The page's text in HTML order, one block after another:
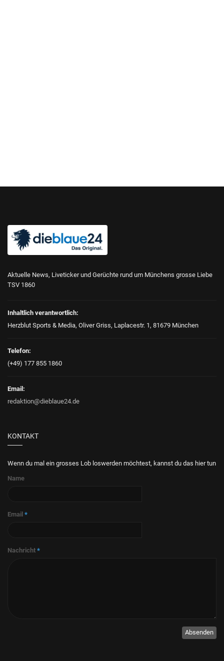
Aktuelle News, Liveticker und Gerüchte rund um Münchens grosse Liebe
TSV 1860
Inhaltlich verantwortlich:
Herzblut Sports & Media, Oliver Griss, Laplacestr. 1, 81679 München
Telefon:
(+49) 177 855 1860
Email:
redaktion@dieblaue24.de
KONTAKT
Wenn du mal ein grosses Lob loswerden möchtest, kannst du das hier tun
Name
Email *
Nachricht *
Absenden